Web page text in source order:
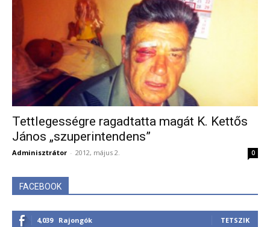
Tettlegességre ragadtatta magát K. Kettős
János „szuperintendens”
Adminisztrátor - 2012, május 2. 0
FACEBOOK
4,039 Rajongók TETSZIK